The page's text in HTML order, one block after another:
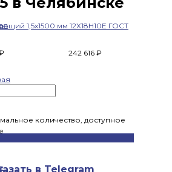
242 616 ₽
количество, доступное
в Telegram